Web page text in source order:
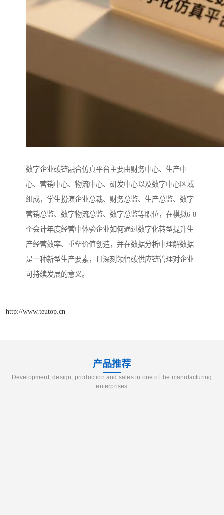
数字企业碳链融合仿真平台主要由财务中心、生产中
心、营销中心、物流中心、研发中心以及数字中心区域
组成，学生扮演企业总裁、财务总监、生产总监、数字
营销总监、数字物流总监、数字总监等职位，在模拟6-8
个会计年度经营中体验企业如何通过数字化转型提升生
产经营效率、重塑价值创造，并在数据分析中理解数据
是一种新型生产要素，且深刻领悟碳供应链管理对企业
可持续发展的意义。
http://www.teutop.cn
产品推荐
Development, design, production and sales in one of the manufacturing
enterprises